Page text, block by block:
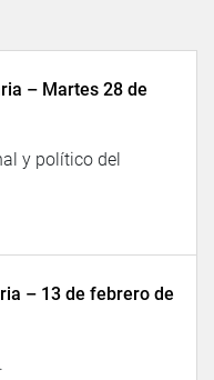
– Martes 28 de
y político del
– 13 de febrero de